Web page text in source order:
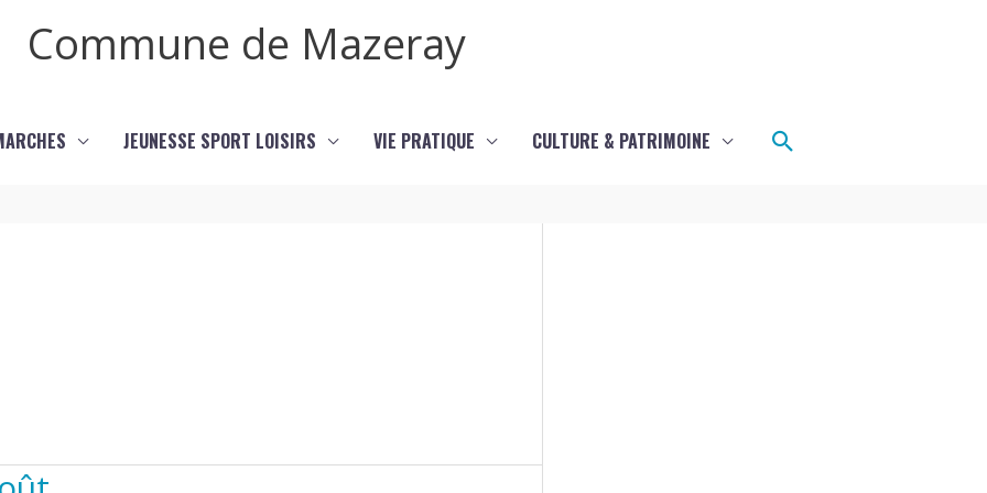
Commune de Mazeray
JEUNESSE SPORT LOISIRS VIE PRATIQUE CULTURE & PATRIMOINE Rechercher